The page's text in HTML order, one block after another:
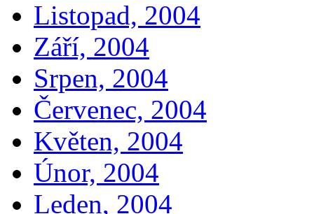
Listopad, 2004
Září, 2004
Srpen, 2004
Červenec, 2004
Květen, 2004
Únor, 2004
Leden, 2004